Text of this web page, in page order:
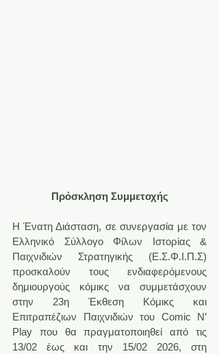
Πρόσκληση Συμμετοχής
Η Ένατη Διάσταση, σε συνεργασία με τον
Ελληνικό Σύλλογο Φίλων Ιστορίας &
Παιχνιδιών Στρατηγικής (Ε.Σ.Φ.Ι.Π.Σ)
προσκαλούν τους ενδιαφερόμενους
δημιουργούς κόμικς να συμμετάσχουν
στην 23η Έκθεση Κόμικς και
Επιτραπέζιων Παιχνιδιών του Comic N’
Play που θα πραγματοποιηθεί από τις
13/02 έως και την 15/02 2026, στη